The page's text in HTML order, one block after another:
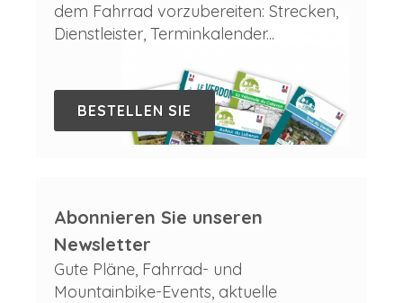
dem Fahrrad vorzubereiten: Strecken,
Dienstleister, Terminkalender...
BESTELLEN SIE
Abonnieren Sie unseren
Newsletter
Gute Pläne, Fahrrad- und
Mountainbike-Events, aktuelle